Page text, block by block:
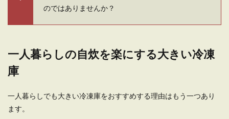
一人暮らしするなら？木造と鉄筋の違
一人暮らしの物件を選ぶときに迷ってしまうの
のではありませんか？
一人暮らしの自炊を楽にする大きい冷凍
庫
一人暮らしでも大きい冷凍庫をおすすめする理由はもう一つあり
ます。